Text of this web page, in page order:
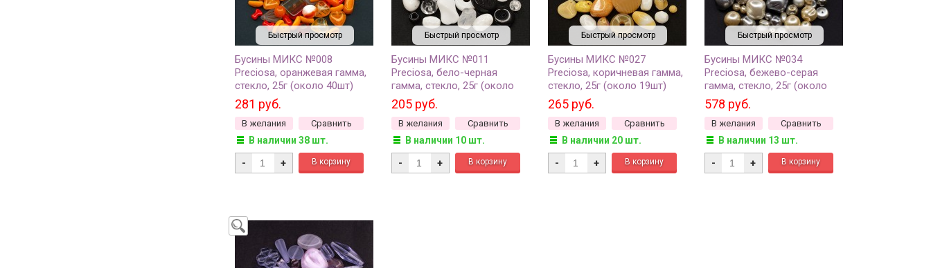
Быстрый просмотр
Бусины МИКС №008
Preciosa, оранжевая гамма,
стекло, 25г (около 40шт)
281 руб.
В желания Сравнить
В наличии 38 шт.
- +
Быстрый просмотр
Бусины МИКС №011
Preciosa, бело-черная
гамма, стекло, 25г (около
27шт)
205 руб.
В желания Сравнить
В наличии 10 шт.
- +
Быстрый просмотр
Бусины МИКС №027
Preciosa, коричневая гамма,
стекло, 25г (около 19шт)
265 руб.
В желания Сравнить
В наличии 20 шт.
- +
Быстрый просмотр
Бусины МИКС №034
Preciosa, бежево-серая
гамма, стекло, 25г (около
21шт)
578 руб.
В желания Сравнить
В наличии 13 шт.
- +